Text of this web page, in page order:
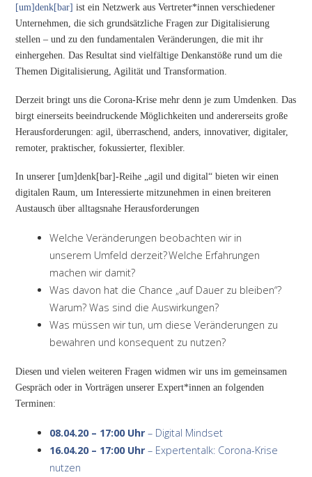
[um]denk[bar] ist ein Netzwerk aus Vertreter*innen verschiedener
Unternehmen, die sich grundsätzliche Fragen zur Digitalisierung
stellen – und zu den fundamentalen Veränderungen, die mit ihr
einhergehen. Das Resultat sind vielfältige Denkanstöße rund um die
Themen Digitalisierung, Agilität und Transformation.
Derzeit bringt uns die Corona-Krise mehr denn je zum Umdenken. Das
birgt einerseits beeindruckende Möglichkeiten und andererseits große
Herausforderungen: agil, überraschend, anders, innovativer, digitaler,
remoter, praktischer, fokussierter, flexibler.
In unserer [um]denk[bar]-Reihe „agil und digital“ bieten wir einen
digitalen Raum, um Interessierte mitzunehmen in einen breiteren
Austausch über alltagsnahe Herausforderungen
Welche Veränderungen beobachten wir in
unserem Umfeld derzeit? Welche Erfahrungen
machen wir damit?
Was davon hat die Chance „auf Dauer zu bleiben“?
Warum? Was sind die Auswirkungen?
Was müssen wir tun, um diese Veränderungen zu
bewahren und konsequent zu nutzen?
Diesen und vielen weiteren Fragen widmen wir uns im gemeinsamen
Gespräch oder in Vorträgen unserer Expert*innen an folgenden
Terminen:
08.04.20 – 17:00 Uhr– Digital Mindset
16.04.20 – 17:00 Uhr– Expertentalk: Corona-Krise
nutzen